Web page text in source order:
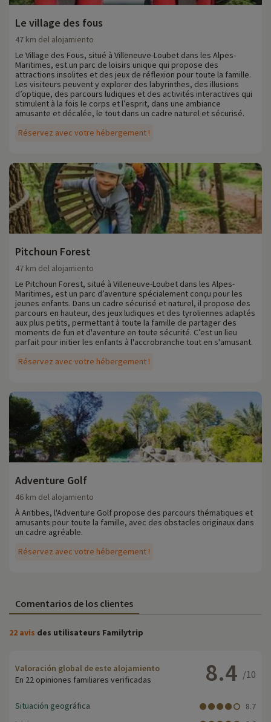
Le village des fous
Réservez avec votre hébergement !
47 km del alojamiento
Le Village des Fous, situé à Villeneuve-Loubet dans les Alpes-
Maritimes, est un parc de loisirs unique qui propose des
attractions insolites et des jeux de réflexion pour toute la famille.
Les visiteurs peuvent y explorer des labyrinthes, des illusions
d’optique, des parcours ludiques et des activités interactives qui
stimulent à la fois le corps et l’esprit, dans une ambiance
amusante et décalée, le tout dans un cadre naturel et sécurisé.
Pitchoun Forest
Réservez avec votre hébergement !
47 km del alojamiento
Le Pitchoun Forest, situé à Villeneuve-Loubet dans les Alpes-
Maritimes, est un parc d’aventure spécialement conçu pour les
jeunes enfants. Dans un cadre sécurisé et naturel, il propose des
parcours en hauteur, des jeux ludiques et des tyroliennes adaptés
aux plus petits, permettant à toute la famille de partager des
moments de fun et d'aventure en toute sécurité. C’est un lieu
parfait pour initier les enfants à l'accrobranche tout en s'amusant.
Adventure Golf
Réservez avec votre hébergement !
46 km del alojamiento
À Antibes, l'Adventure Golf propose des parcours thématiques et
amusants pour toute la famille, avec des obstacles originaux dans
un cadre agréable.
Comentarios de los clientes
22 avis des utilisateurs Familytrip
Valoración global de este alojamiento
En 22 opiniones familiares verificadas
8.4 /10
Situación geográfica
8.7